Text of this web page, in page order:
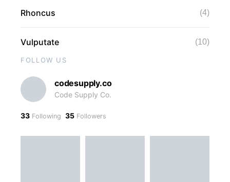
Rhoncus (4)
Vulputate (10)
FOLLOW US
codesupply.co
Code Supply Co.
33 Following 35 Followers